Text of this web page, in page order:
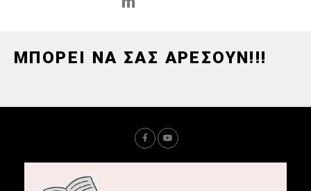
ΜΠΟΡΕΙ ΝΑ ΣΑΣ ΑΡΕΣΟΥΝ!!!